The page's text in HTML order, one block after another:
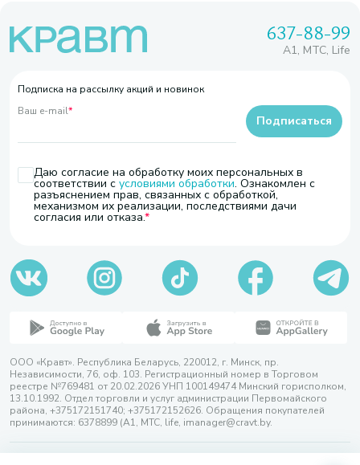
637-88-99
A1, МТС, Life
Подписка на рассылку акций и новинок
Ваш e-mail*
Даю согласие на обработку моих персональных в
соответствии с условиями обработки. Ознакомлен с
разъяснением прав, связанных с обработкой,
механизмом их реализации, последствиями дачи
согласия или отказа.
Подписаться
ООО «Кравт». Республика Беларусь, 220012, г. Минск, пр.
Независимости, 76, оф. 103. Регистрационный номер в Торговом
реестре №769481 от 20.02.2026 УНП 100149474 Минский горисполком,
13.10.1992. Отдел торговли и услуг администрации Первомайского
района, +375172151740; +375172152626. Обращения покупателей
принимаются: 6378899 (А1, МТС, life, imanager@cravt.by.